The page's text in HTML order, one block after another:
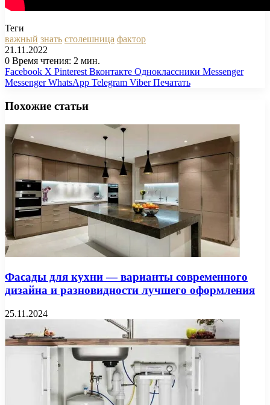
Теги
важный знать столешница фактор
21.11.2022
0 Время чтения: 2 мин.
Facebook X Pinterest Вконтакте Одноклассники Messenger
Messenger WhatsApp Telegram Viber Печатать
Похожие статьи
Фасады для кухни — варианты современного
дизайна и разновидности лучшего оформления
25.11.2024